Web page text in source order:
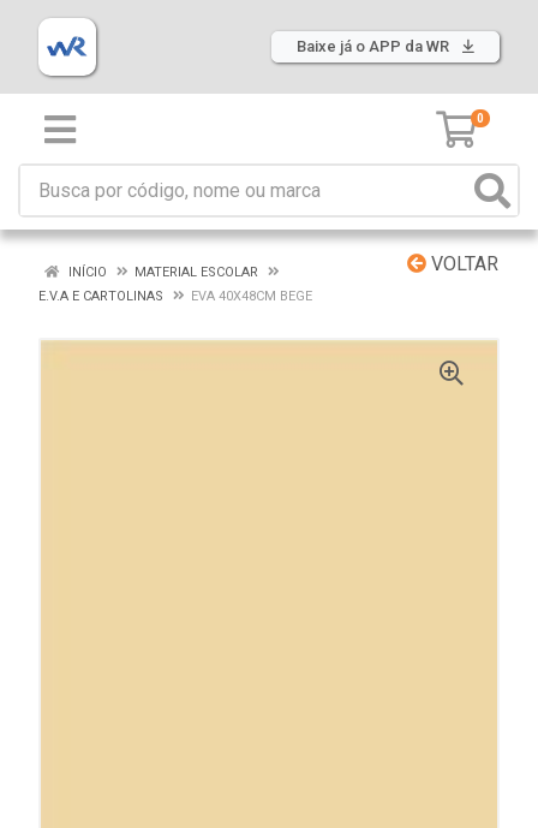
Baixe já o APP da WR
0
VOLTAR
INÍCIO
MATERIAL ESCOLAR
E.V.A E CARTOLINAS
EVA 40X48CM BEGE